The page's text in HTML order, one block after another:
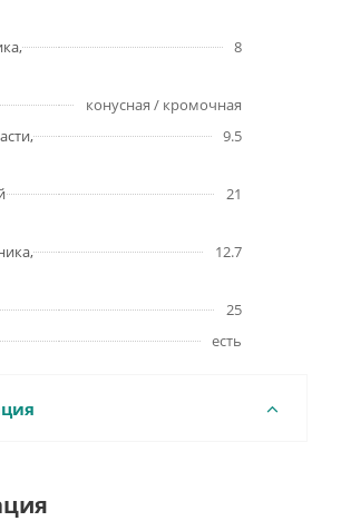
8
конусная / кромочная
9.5
21
12.7
25
есть